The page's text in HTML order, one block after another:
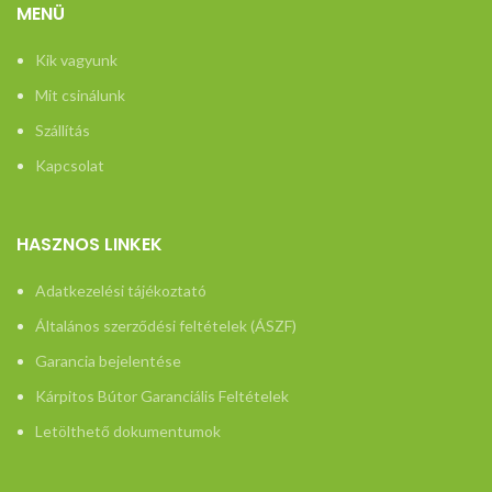
MENÜ
Kik vagyunk
Mit csinálunk
Szállítás
Kapcsolat
HASZNOS LINKEK
Adatkezelési tájékoztató
Általános szerződési feltételek (ÁSZF)
Garancia bejelentése
Kárpitos Bútor Garanciális Feltételek
Letölthető dokumentumok